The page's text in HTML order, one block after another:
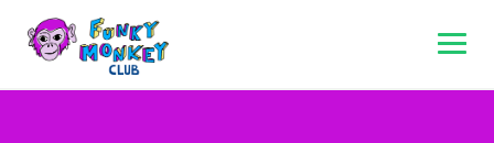
content